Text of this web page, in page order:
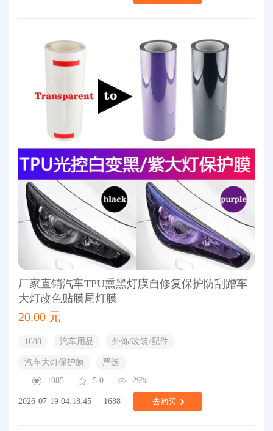
厂家直销汽车TPU熏黑灯膜自修复保护防刮蹭车
大灯改色贴膜尾灯膜
20.00 元
1688 汽车用品 外饰/改装/配件
汽车大灯保护膜
严选
1085
5.0 29%
2026-07-19 04:18:45 1688 去购买